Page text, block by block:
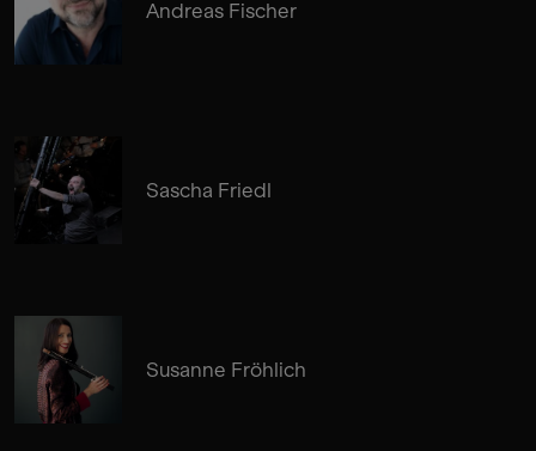
Andreas Fischer
Sascha Friedl
Susanne Fröhlich